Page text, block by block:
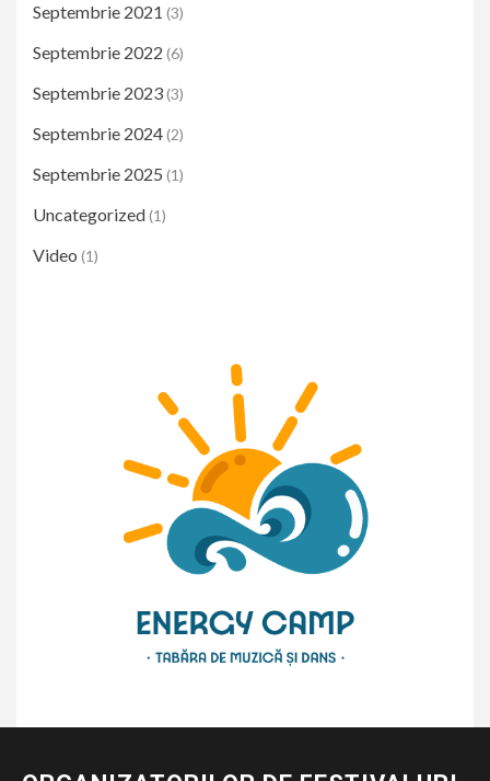
Septembrie 2021 (3)
Septembrie 2022 (6)
Septembrie 2023(3)
Septembrie 2024(2)
Septembrie 2025 (1)
Uncategorized(1)
Video (1)